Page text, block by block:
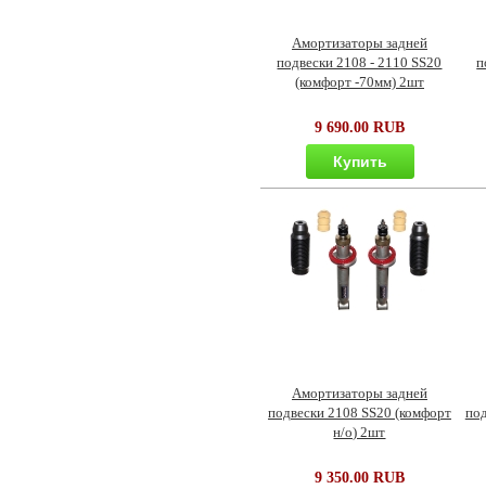
Амортизаторы задней
подвески 2108 - 2110 SS20
(комфорт -70мм) 2шт
9 690.00 RUB
Купить
Амортизаторы задней
подвески 2108 SS20 (комфорт
н/о) 2шт
9 350.00 RUB